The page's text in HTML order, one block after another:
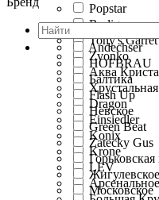
Popstar
Rudiger
Tony's Garret
Zvonko
Аква
Хрустальная
Dragon
Einsiedler
Konix
Krone
LEV
Арсенальное
Andechser
HOFBRAU
Балтика
Flash Up
Невское
Green Beat
Zatecky Gus
Жигулевское
Московское